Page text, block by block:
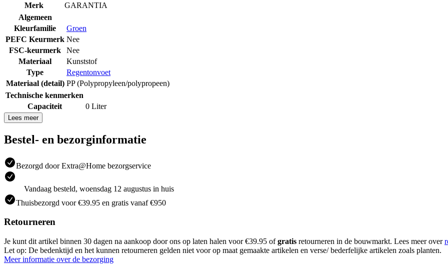
Merk
GARANTIA
Algemeen
Kleurfamilie
Groen
PEFC Keurmerk Nee
FSC-keurmerk
Nee
Materiaal
Kunststof
Type
Regentonvoet
Materiaal (detail) PP (Polypropyleen/polypropeen)
Technische kenmerken
Capaciteit
0 Liter
Lees meer
Bestel- en bezorginformatie
Bezorgd door Extra@Home bezorgservice
Vandaag besteld, woensdag 12 augustus in huis
Thuisbezorgd voor €39.95 en gratis vanaf €950
Retourneren
Je kunt dit artikel binnen 30 dagen na aankoop door ons op laten halen voor €39.95 ofgratis retourneren in de bouwmarkt. Lees meer over
Let op: De bedenktijd en het kunnen retourneren gelden niet voor op maat gemaakte artikelen en verse/ bederfelijke artikelen zoals planten.
Meer informatie over de bezorging